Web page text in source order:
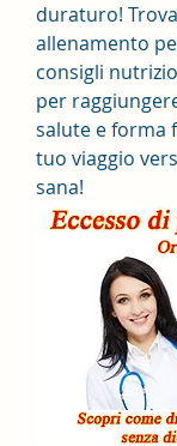
duraturo!
allenamento
consigli
per
salute e forma
tuo viaggio
sana!